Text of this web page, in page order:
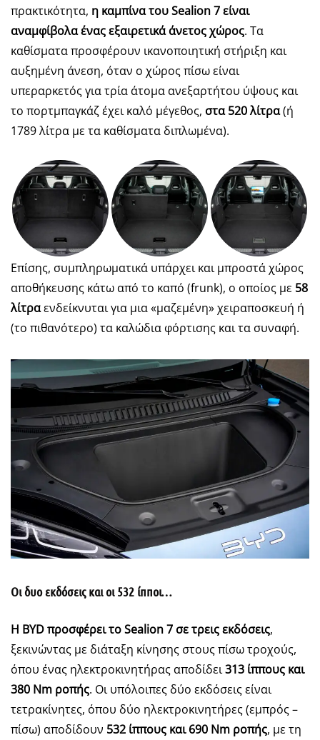
πρακτικότητα, η καμπίνα τουSealion7 είναι
αναμφίβολα ένας εξαιρετικά άνετος χώρος. Τα
καθίσματα προσφέρουν ικανοποιητική στήριξη και
αυξημένη άνεση, όταν ο χώρος πίσω είναι
υπεραρκετός για τρία άτομα ανεξαρτήτου ύψους και
το πορτμπαγκάζ έχει καλό μέγεθος, στα 520 λίτρα(ή
1789 λίτρα με τα καθίσματα διπλωμένα).
Επίσης, συμπληρωματικά υπάρχει και μπροστά χώρος
αποθήκευσης κάτω από το καπό (frunk), ο οποίος με 58
λίτραενδείκνυται για μια «μαζεμένη» χειραποσκευή ή
(το πιθανότερο) τα καλώδια φόρτισης και τα συναφή.
Οι δυο εκδόσεις και οι 532 ίπποι…
Η BYD προσφέρει το Sealion 7 σε τρεις εκδόσεις,
ξεκινώντας με διάταξη κίνησης στους πίσω τροχούς,
όπου ένας ηλεκτροκινητήρας αποδίδει313 ίππους και
380 Nm ροπής. Οι υπόλοιπες δύο εκδόσεις είναι
τετρακίνητες, όπου δύο ηλεκτροκινητήρες (εμπρός –
πίσω) αποδίδουν 532 ίππους και 690 Nm ροπής, με τη